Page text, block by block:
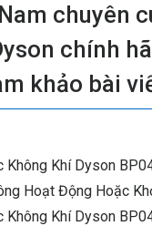
chuyên
chính
khảo bài
Không Khí Dyson
Hoạt Động Hoặc
Không Khí Dyson